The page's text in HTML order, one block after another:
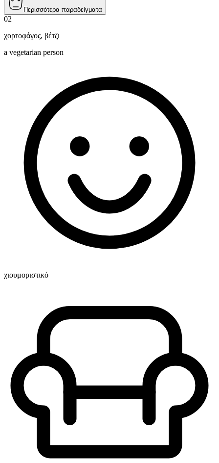
Περισσότερα παραδείγματα
02
χορτοφάγος, βέτζι
a vegetarian person
χιουμοριστικό